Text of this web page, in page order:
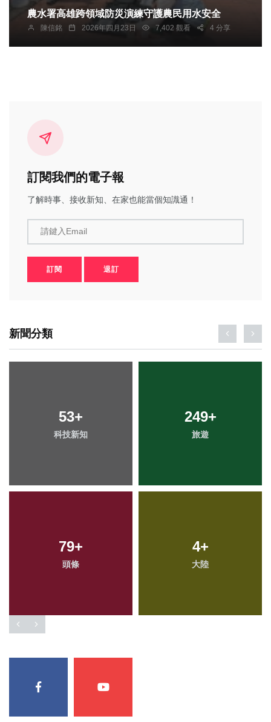
農水署高雄跨領域防災演練守護農民用水安全
陳信銘 2026年四月23日 7,402 觀看 4 分享
訂閱我們的電子報
了解時事、接收新知、在家也能當個知識通！
請鍵入Email
訂閱 退訂
新聞分類
53+
科技新知
249+
旅遊
79+
頭條
4+
大陸